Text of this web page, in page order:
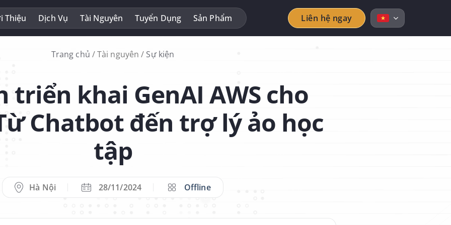
Thiệu Dịch Vụ Tài Nguyên Tuyển Dụng Sản Phẩm Liên hệ ngay
Trang chủ /Tài nguyên / Sự kiện
triển khai GenAI AWS cho
Chatbot đến trợ lý ảo học
tập
Hà Nội 28/11/2024 Offline